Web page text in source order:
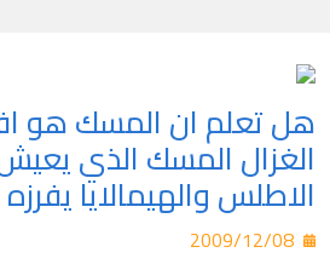
هل تعلم ان المسك هو
الغزال المسك الذي
الاطلس والهيمالايا